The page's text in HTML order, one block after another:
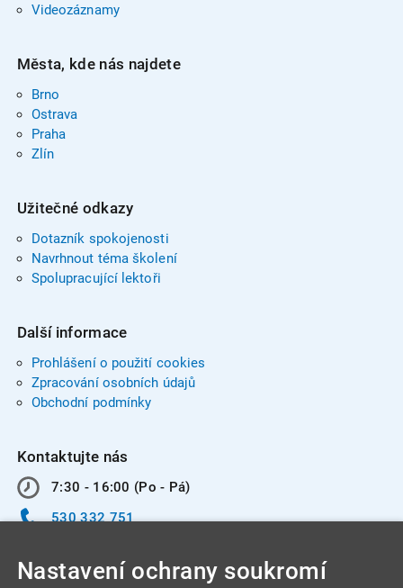
Videozáznamy
Města, kde nás najdete
Brno
Ostrava
Praha
Zlín
Užitečné odkazy
Dotazník spokojenosti
Navrhnout téma školení
Spolupracující lektoři
Další informace
Prohlášení o použití cookies
Zpracování osobních údajů
Obchodní podmínky
Kontaktujte nás
7:30 - 16:00 (Po - Pá)
530 332 751
Nastavení ochrany soukromí